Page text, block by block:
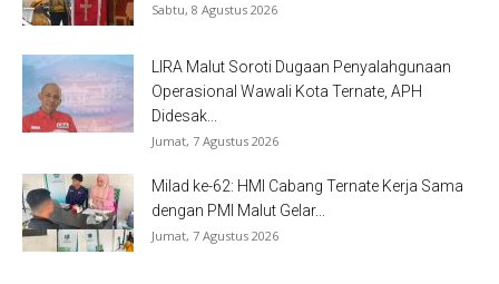
Sabtu, 8 Agustus 2026
LIRA Malut Soroti Dugaan Penyalahgunaan
Operasional Wawali Kota Ternate, APH
Didesak...
Jumat, 7 Agustus 2026
Milad ke-62: HMI Cabang Ternate Kerja Sama
dengan PMI Malut Gelar...
Jumat, 7 Agustus 2026